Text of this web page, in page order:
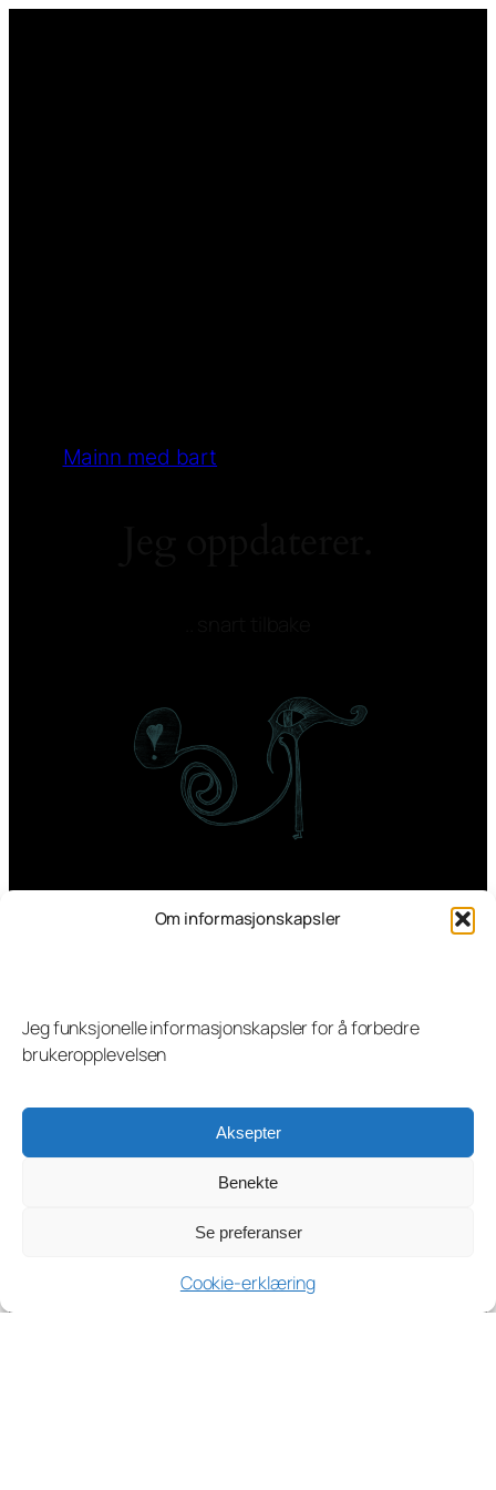
Om informasjonskapsler
Jeg funksjonelle informasjonskapsler for å forbedre
brukeropplevelsen
Aksepter
Benekte
Se preferanser
Cookie-erklæring
Mainn med bart